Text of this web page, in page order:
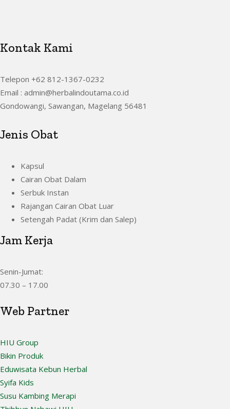
Kontak Kami
Telepon +62 812-1367-0232
Email : admin@herbalindoutama.co.id
Gondowangi, Sawangan, Magelang 56481
Jenis Obat
Kapsul
Cairan Obat Dalam
Serbuk Instan
Rajangan Cairan Obat Luar
Setengah Padat (Krim dan Salep)
Jam Kerja
Senin-Jumat:
07.30 – 17.00
Web Partner
HIU Group
Bikin Produk
Eduwisata Kebun Herbal
Syifa Kids
Susu Kambing Merapi